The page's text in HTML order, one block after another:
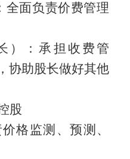
全面负责价费管理
）：承担收费管
协助股长做好其他
股
格监测、预测、